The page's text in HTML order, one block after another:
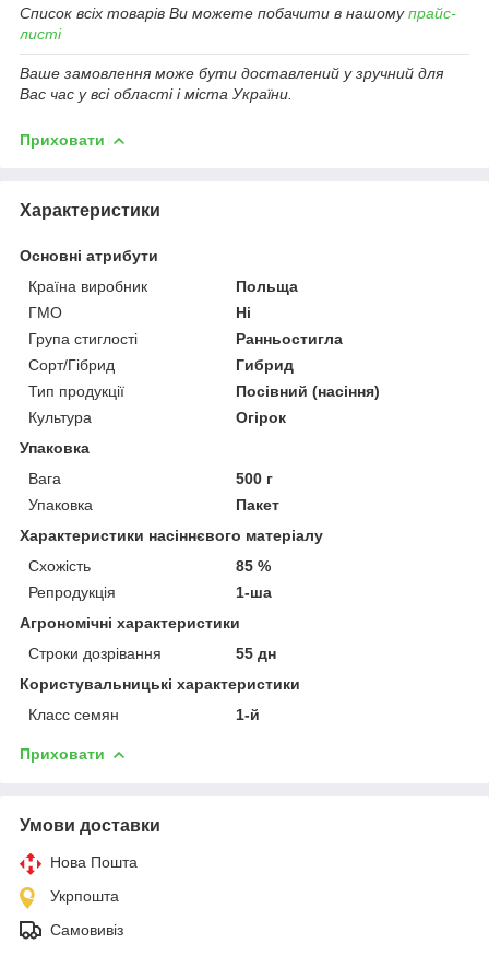
Список всіх товарів Ви можете побачити в нашомупрайс-
листі
Ваше замовлення може бути доставлений у зручний для
Вас час у всі області і міста України.
Приховати
Характеристики
Основні атрибути
Країна виробник
Польща
ГМО
Ні
Група стиглості
Ранньостигла
Сорт/Гібрид
Гибрид
Тип продукції
Посівний (насіння)
Культура
Огірок
Упаковка
Вага
500 г
Упаковка
Пакет
Характеристики насіннєвого матеріалу
Схожість
85 %
Репродукція
1-ша
Агрономічні характеристики
Строки дозрівання
55 дн
Користувальницькі характеристики
Класс семян
1-й
Приховати
Умови доставки
Нова Пошта
Укрпошта
Самовивіз